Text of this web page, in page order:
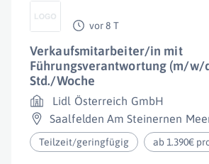
vor 8 T
Verkaufsmitarbeiter/in mit
Führungsverantwortung (m/w/
Std./Woche
Lidl Österreich GmbH
Saalfelden Am Steinernen
Teilzeit/geringfügig ab 1.390€